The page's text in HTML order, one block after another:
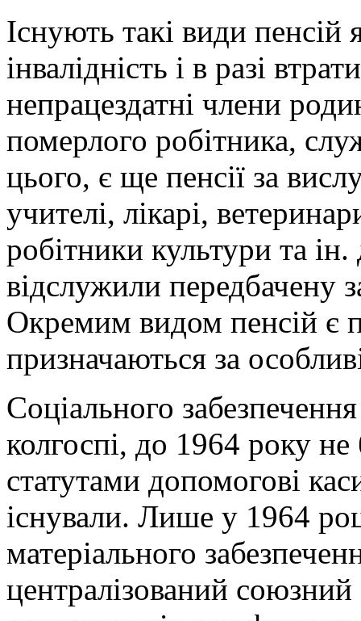
Існують такі види пенсій
інвалідність і в разі
непрацездатні члени
померлого робітника,
цього, є ще пенсії за
учителі, лікарі,
робітники культури та
відслужили передбачену
Окремим видом пенсій є
призначаються за
Соціального
колгоспі, до 1964 року
статутами допомогові
існували. Лише у 1964
матеріального
централізований